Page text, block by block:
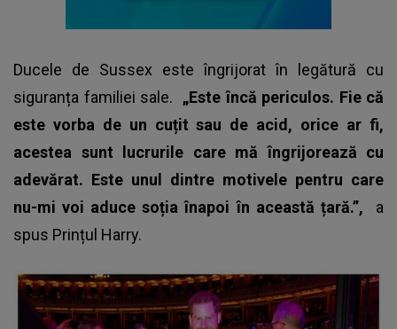
Ducele de Sussex este îngrijorat în legătură cu
siguranța familiei sale. „Este încă periculos. Fie că
este vorba de un cuțit sau de acid, orice ar fi,
acestea sunt lucrurile care mă îngrijorează cu
adevărat. Este unul dintre motivele pentru care
nu-mi voi aduce soția înapoi în această țară.”, a
spus Prințul Harry.